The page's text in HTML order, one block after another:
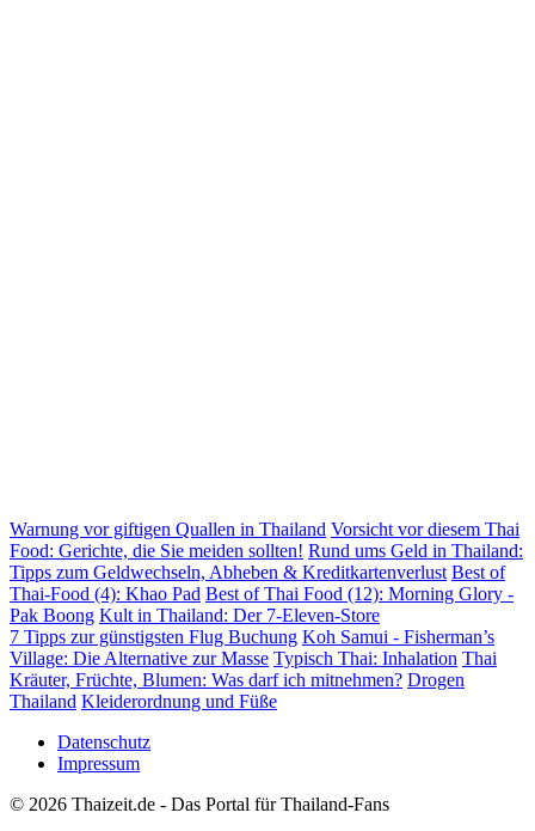
Warnung vor giftigen Quallen in Thailand Vorsicht vor diesem Thai
Food: Gerichte, die Sie meiden sollten! Rund ums Geld in Thailand:
Tipps zum Geldwechseln, Abheben & Kreditkartenverlust Best of
Thai-Food (4): Khao Pad Best of Thai Food (12): Morning Glory -
Pak Boong Kult in Thailand: Der 7-Eleven-Store
7 Tipps zur günstigsten Flug Buchung Koh Samui - Fisherman’s
Village: Die Alternative zur Masse Typisch Thai: Inhalation Thai
Kräuter, Früchte, Blumen: Was darf ich mitnehmen? Drogen
Thailand Kleiderordnung und Füße
Datenschutz
Impressum
© 2026 Thaizeit.de - Das Portal für Thailand-Fans